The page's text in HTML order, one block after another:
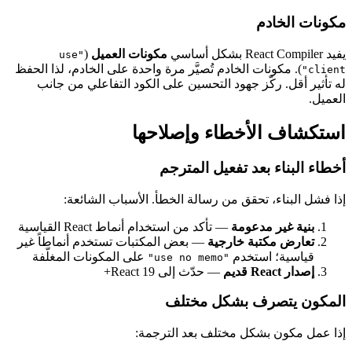
مكونات الخادم
يفيد React Compiler بشكل أساسي مكونات العميل (
"use
client"
). مكونات الخادم تُصيَّر مرة واحدة على الخادم، لذا الحفظ
له تأثير أقل. ركّز جهود التحسين على الكود التفاعلي من جانب
العميل.
استكشاف الأخطاء وإصلاحها
أخطاء البناء بعد تفعيل المترجم
إذا فشل البناء، تحقق من رسالة الخطأ. الأسباب الشائعة:
بنية غير مدعومة— تأكد من استخدام أنماط React القياسية
تعارض مكتبة خارجية— بعض المكتبات تستخدم أنماطاً غير
قياسية؛ استخدم"use no memo"
على المكونات المغلّفة
إصدار React قديم
— حدّث إلى React 19+
المكون يتصرف بشكل مختلف
إذا عمل مكون بشكل مختلف بعد الترجمة: